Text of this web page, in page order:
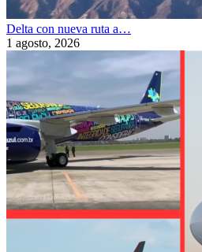
Delta con nueva ruta a…
1 agosto, 2026